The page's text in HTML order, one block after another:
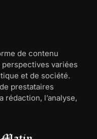
de contenu
variées
et de société.
prestataires
rédaction, l’analyse,